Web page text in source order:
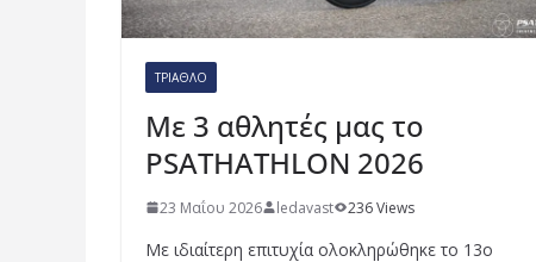
ΤΡΊΑΘΛΟ
Με 3 αθλητές μας το
PSATHATHLON 2026
23 Μαΐου 2026 ledavast 236 Views
Με ιδιαίτερη επιτυχία ολοκληρώθηκε το 13ο